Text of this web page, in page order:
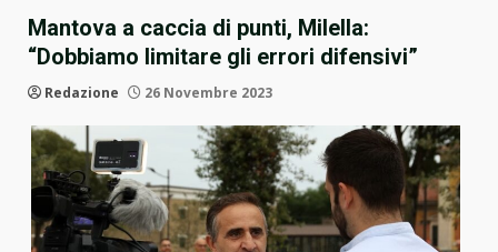
Mantova a caccia di punti, Milella:
“Dobbiamo limitare gli errori difensivi”
Redazione 26 Novembre 2023